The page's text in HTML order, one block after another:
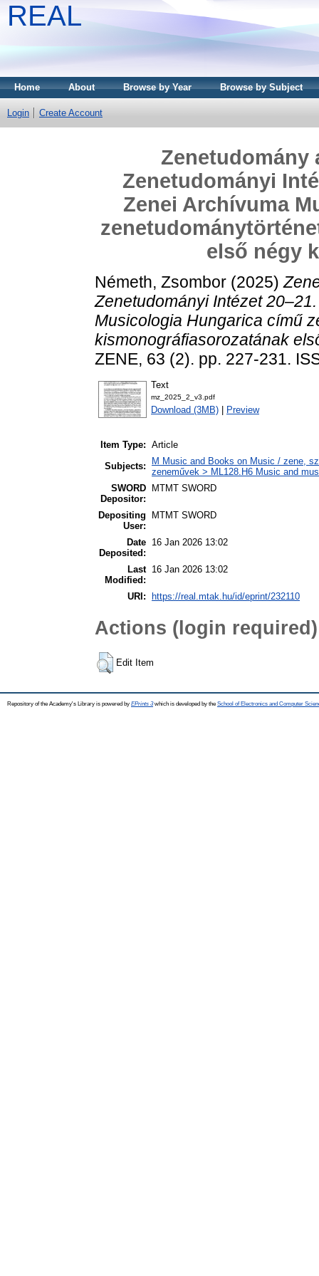
REAL
Home About Browse by Year Browse by Subject
Login Create Account
Zenetudomány
Zenetudományi
Zenei Archívuma
első négy
Németh, Zsombor (2025)
Zenetudományi Intézet
Musicologia Hungarica című
kismonográfiasorozatának
ZENE, 63 (2). pp. 227-231.
Text
mz_2025_2_v3.pdf
Download (3MB) Preview
Item Type: Article
Subjects:
M Music and Books on Music / zene,
zeneművek > ML128.H6 Music and
SWORD
Depositor:
MTMT SWORD
Depositing
User:
MTMT SWORD
Date
Deposited:
16 Jan 2026 13:02
Last
Modified:
16 Jan 2026 13:02
URI: https://real.mtak.hu/id/eprint/232110
Actions (login required)
Edit Item
Repository of the Academy's Library is powered by EPrints 3which is developed by the School of Electronics and Computer